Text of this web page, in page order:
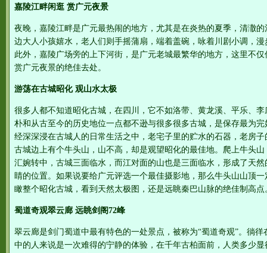
嘉陵江畔闲逛 赏广元夜景
夜晚，嘉陵江畔是广元最热闹的地方，尤其是在炎热的夏季，清潵
边大人小孩嬉水，老人们则手摇蒲扇，端着盖碗，咏着川剧小调，
此外，嘉陵广场旁的上下河街，是广元老城最繁华的地方，这里不
赏广元夜景的绝佳去处。
游荡在古城昭化 观山水太极
很多人都不知道昭化古城，在四川，它不如洛带、黄龙溪、平乐、
朴和从古至今的历史地位一点都不逊与很多很多古城，是保存最为
经深深浸在古城人的日常生活之中，老宅子里的贮水的石器，老房
古城边上有个牛头山，山不高，却是观望昭化的最佳地。爬上牛头
汇婉转中，古城三面临水，而江对面的山也是三面临水，形成了天
睛的位置。如果说要给广元评选一个最佳摄影地，那么牛头山山顶
瞰整个昭化古城，看到天然太极图，还是远眺秦巴山脉的绝佳制高点
蜀道奇观翠云廊 远眺剑阁72峰
翠云廊是剑门蜀道中最有特色的一处景点，被称为“蜀道奇观”。徜
中的人来说是一次难得的宁静的体验，在千年古柏面前，人类多少